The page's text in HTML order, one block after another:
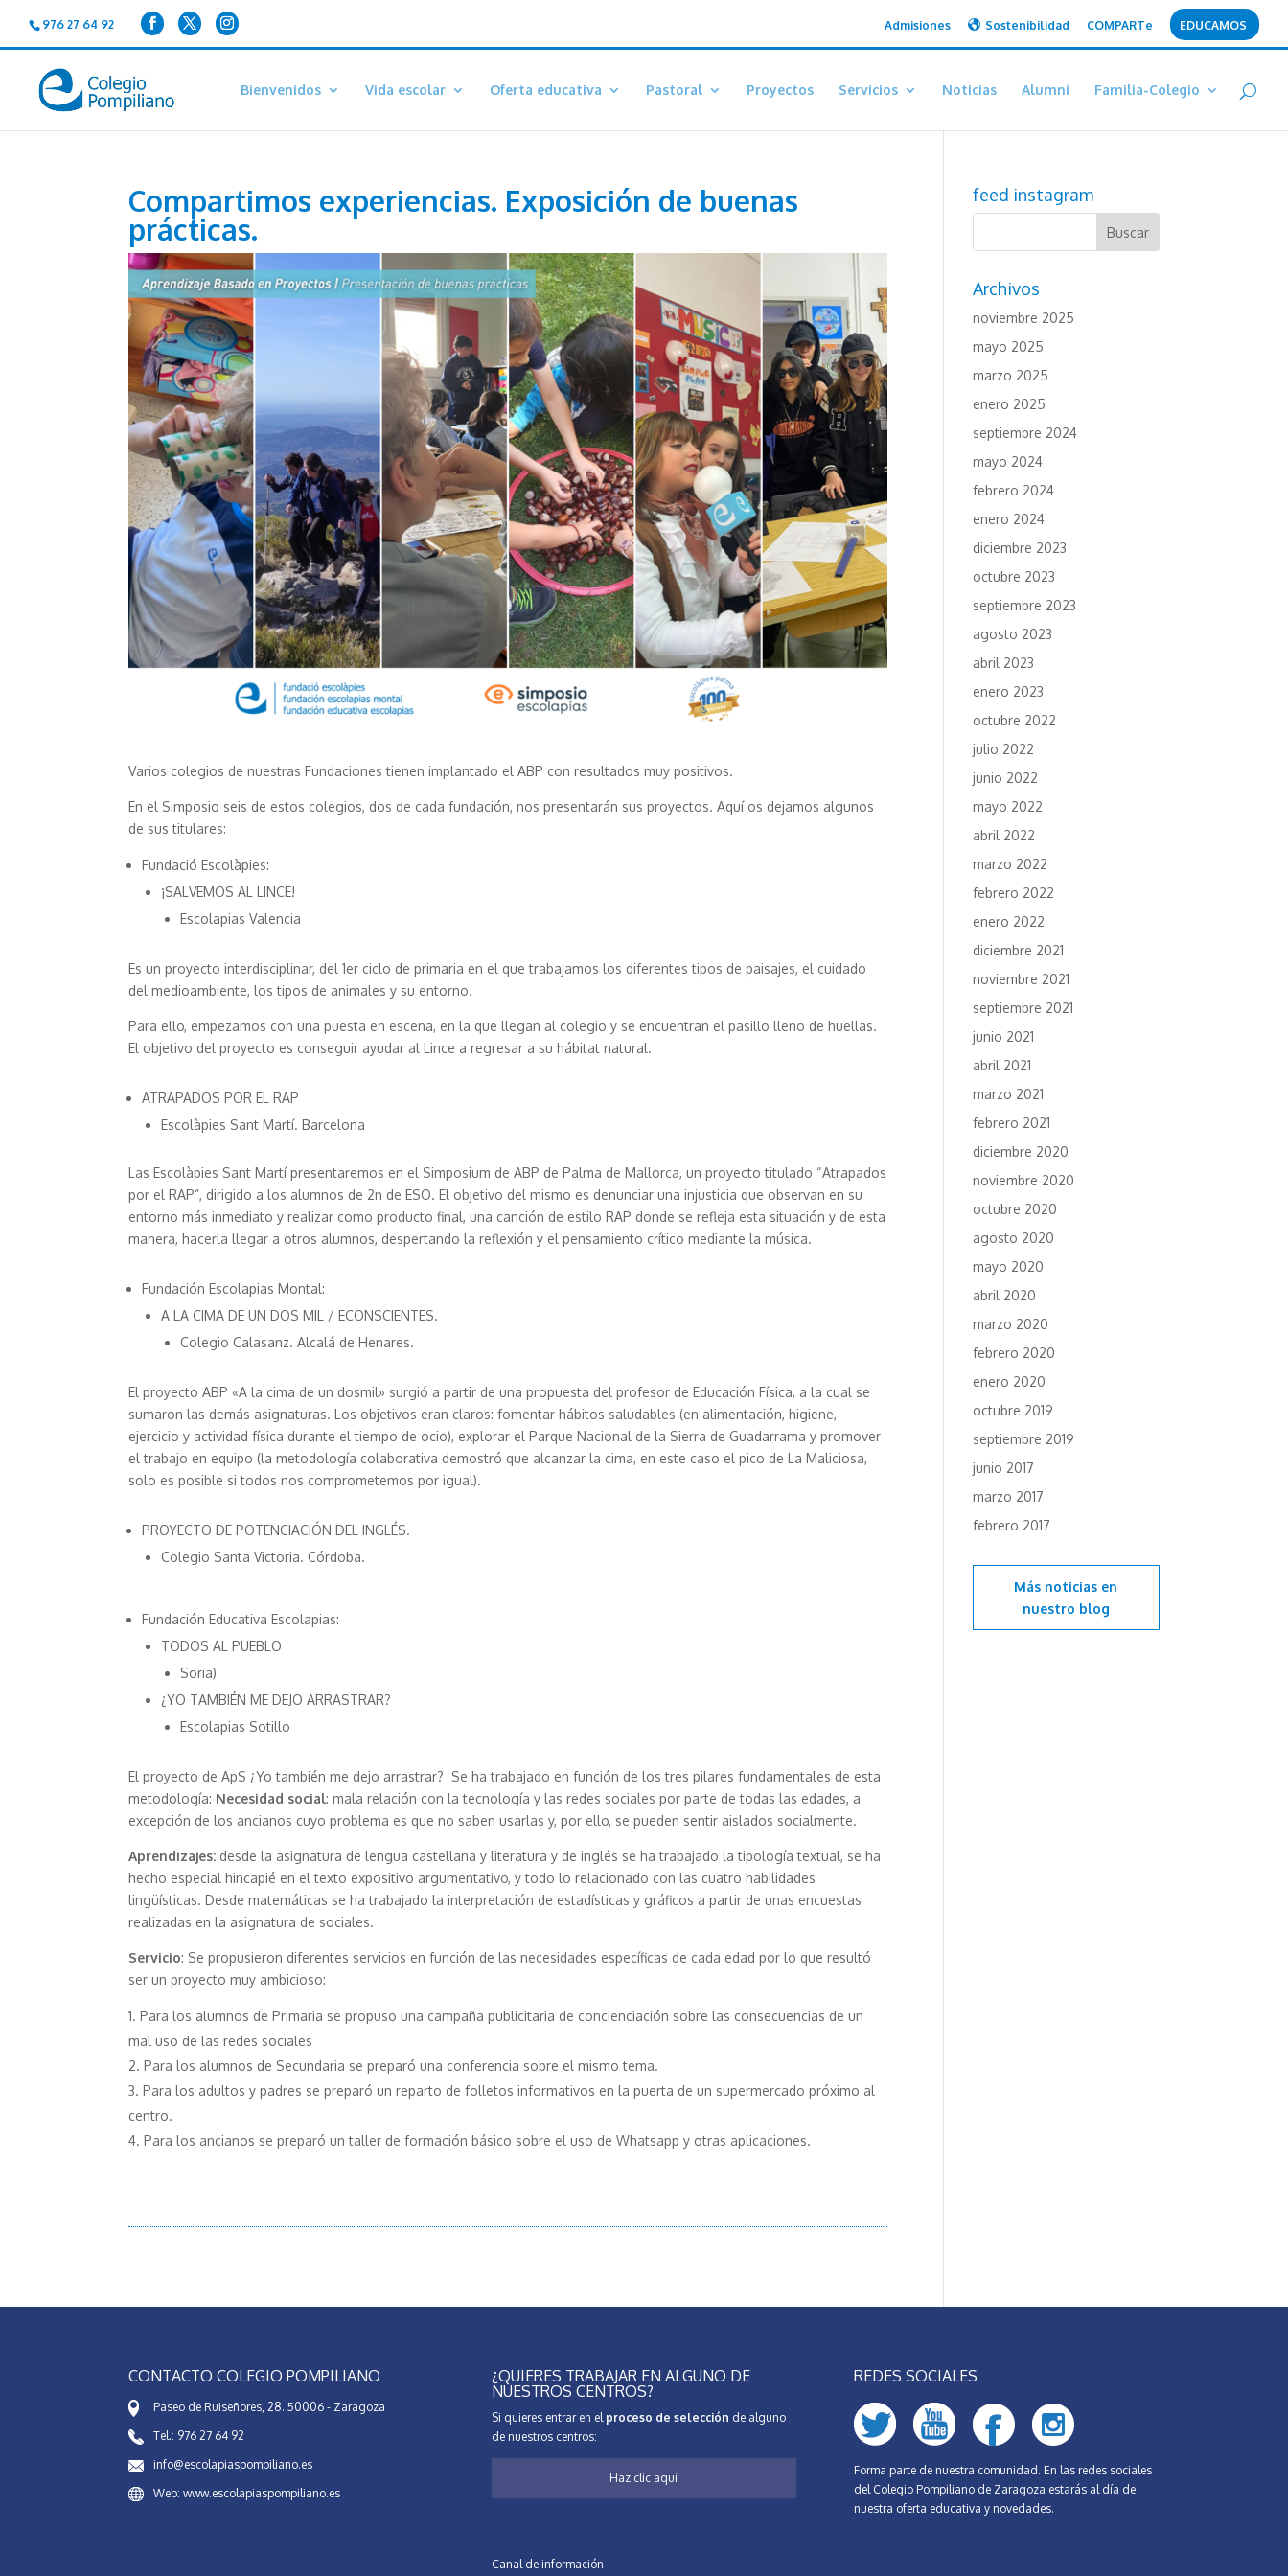
976 27 64 92 Admisiones Sostenibilidad COMPARTe EDUCAMOS
Bienvenidos Vida escolar Oferta educativa Pastoral Proyectos Servicios Noticias Alumni Familia-Colegio
Compartimos experiencias. Exposición de buenas
prácticas.
Varios colegios de nuestras Fundaciones tienen implantado el ABP con resultados muy positivos.
En el Simposio seis de estos colegios, dos de cada fundación, nos presentarán sus proyectos. Aquí os dejamos algunos
de sus titulares:
Fundació Escolàpies:
¡SALVEMOS AL LINCE!
Escolapias Valencia
Es un proyecto interdisciplinar, del 1er ciclo de primaria en el que trabajamos los diferentes tipos de paisajes, el cuidado
del medioambiente, los tipos de animales y su entorno.
Para ello, empezamos con una puesta en escena, en la que llegan al colegio y se encuentran el pasillo lleno de huellas.
El objetivo del proyecto es conseguir ayudar al Lince a regresar a su hábitat natural.
ATRAPADOS POR EL RAP
Escolàpies Sant Martí. Barcelona
Las Escolàpies Sant Martí presentaremos en el Simposium de ABP de Palma de Mallorca, un proyecto titulado “Atrapados
por el RAP”, dirigido a los alumnos de 2n de ESO. El objetivo del mismo es denunciar una injusticia que observan en su
entorno más inmediato y realizar como producto final, una canción de estilo RAP donde se refleja esta situación y de esta
manera, hacerla llegar a otros alumnos, despertando la reflexión y el pensamiento crítico mediante la música.
Fundación Escolapias Montal:
A LA CIMA DE UN DOS MIL / ECONSCIENTES.
Colegio Calasanz. Alcalá de Henares.
El proyecto ABP «A la cima de un dosmil» surgió a partir de una propuesta del profesor de Educación Física, a la cual se
sumaron las demás asignaturas. Los objetivos eran claros: fomentar hábitos saludables (en alimentación, higiene,
ejercicio y actividad física durante el tiempo de ocio), explorar el Parque Nacional de la Sierra de Guadarrama y promover
el trabajo en equipo (la metodología colaborativa demostró que alcanzar la cima, en este caso el pico de La Maliciosa,
solo es posible si todos nos comprometemos por igual).
PROYECTO DE POTENCIACIÓN DEL INGLÉS.
Colegio Santa Victoria. Córdoba.
Fundación Educativa Escolapias:
TODOS AL PUEBLO
Soria)
¿YO TAMBIÉN ME DEJO ARRASTRAR?
Escolapias Sotillo
El proyecto de ApS ¿Yo también me dejo arrastrar? Se ha trabajado en función de los tres pilares fundamentales de esta
metodología: Necesidad social: mala relación con la tecnología y las redes sociales por parte de todas las edades, a
excepción de los ancianos cuyo problema es que no saben usarlas y, por ello, se pueden sentir aislados socialmente.
Aprendizajes: desde la asignatura de lengua castellana y literatura y de inglés se ha trabajado la tipología textual, se ha
hecho especial hincapié en el texto expositivo argumentativo, y todo lo relacionado con las cuatro habilidades
lingüísticas. Desde matemáticas se ha trabajado la interpretación de estadísticas y gráficos a partir de unas encuestas
realizadas en la asignatura de sociales.
Servicio: Se propusieron diferentes servicios en función de las necesidades específicas de cada edad por lo que resultó
ser un proyecto muy ambicioso:
Para los alumnos de Primaria se propuso una campaña publicitaria de concienciación sobre las consecuencias de un
mal uso de las redes sociales
Para los alumnos de Secundaria se preparó una conferencia sobre el mismo tema.
Para los adultos y padres se preparó un reparto de folletos informativos en la puerta de un supermercado próximo al
centro.
Para los ancianos se preparó un taller de formación básico sobre el uso de Whatsapp y otras aplicaciones.
feed instagram
Archivos
noviembre 2025
mayo 2025
marzo 2025
enero 2025
septiembre 2024
mayo 2024
febrero 2024
enero 2024
diciembre 2023
octubre 2023
septiembre 2023
agosto 2023
abril 2023
enero 2023
octubre 2022
julio 2022
junio 2022
mayo 2022
abril 2022
marzo 2022
febrero 2022
enero 2022
diciembre 2021
noviembre 2021
septiembre 2021
junio 2021
abril 2021
marzo 2021
febrero 2021
diciembre 2020
noviembre 2020
octubre 2020
agosto 2020
mayo 2020
abril 2020
marzo 2020
febrero 2020
enero 2020
octubre 2019
septiembre 2019
junio 2017
marzo 2017
febrero 2017
Más noticias en
nuestro blog
CONTACTO COLEGIO POMPILIANO
Paseo de Ruiseñores, 28. 50006 - Zaragoza
Tel.: 976 27 64 92
info@escolapiaspompiliano.es
Web: www.escolapiaspompiliano.es
¿QUIERES TRABAJAR EN ALGUNO DE
NUESTROS CENTROS?
Si quieres entrar en el proceso de selección de alguno
de nuestros centros:
Haz clic aquí
Canal de información
REDES SOCIALES
Forma parte de nuestra comunidad. En las redes sociales
del Colegio Pompiliano de Zaragoza estarás al día de
nuestra oferta educativa y novedades.